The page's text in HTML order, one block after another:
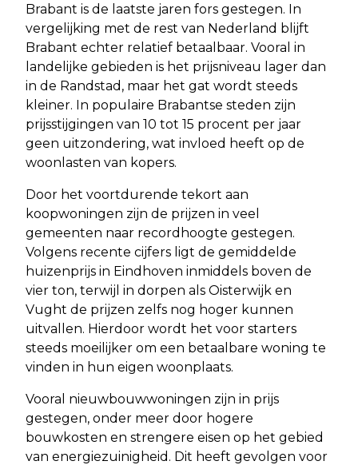
Brabant is de laatste jaren fors gestegen. In
vergelijking met de rest van Nederland blijft
Brabant echter relatief betaalbaar. Vooral in
landelijke gebieden is het prijsniveau lager dan
in de Randstad, maar het gat wordt steeds
kleiner. In populaire Brabantse steden zijn
prijsstijgingen van 10 tot 15 procent per jaar
geen uitzondering, wat invloed heeft op de
woonlasten van kopers.
Door het voortdurende tekort aan
koopwoningen zijn de prijzen in veel
gemeenten naar recordhoogte gestegen.
Volgens recente cijfers ligt de gemiddelde
huizenprijs in Eindhoven inmiddels boven de
vier ton, terwijl in dorpen als Oisterwijk en
Vught de prijzen zelfs nog hoger kunnen
uitvallen. Hierdoor wordt het voor starters
steeds moeilijker om een betaalbare woning te
vinden in hun eigen woonplaats.
Vooral nieuwbouwwoningen zijn in prijs
gestegen, onder meer door hogere
bouwkosten en strengere eisen op het gebied
van energiezuinigheid. Dit heeft gevolgen voor